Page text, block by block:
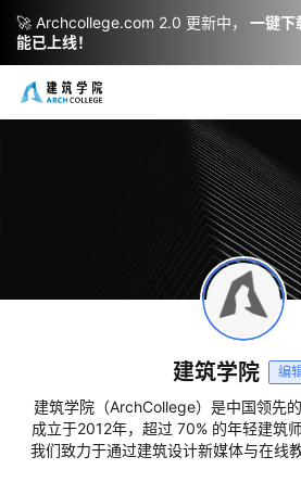
建筑学院 编
建筑学院（ArchCollege）是中国领先
成立于2012年，超过 70% 的年轻建筑
我们致力于通过建筑设计新媒体与在线
🚀 Archcollege.com 2.0 更新中，
一键下
能已上线！